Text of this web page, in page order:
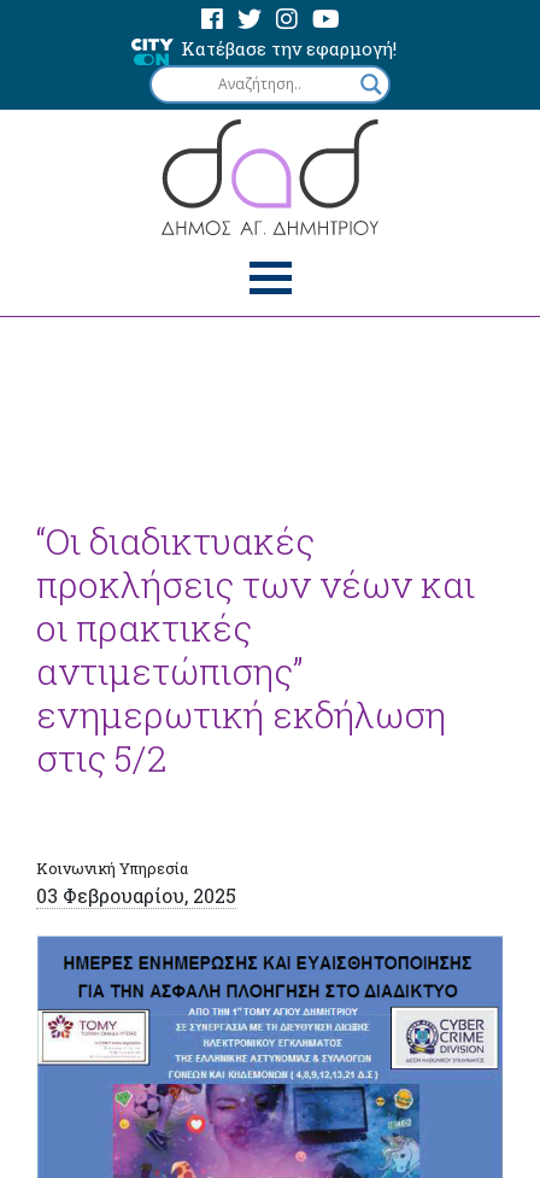
Κατέβασε την εφαρμογή!
“Οι διαδικτυακές
προκλήσεις των νέων και
οι πρακτικές
αντιμετώπισης”
ενημερωτική εκδήλωση
στις 5/2
Κοινωνική Υπηρεσία
03 Φεβρουαρίου, 2025